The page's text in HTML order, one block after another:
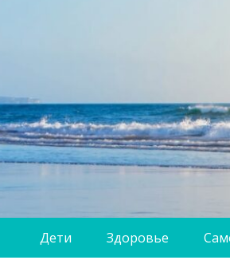
Дети Здоровье